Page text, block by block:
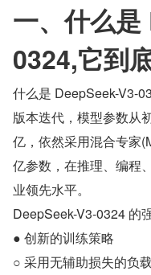
一、什么
0324,它到
什么是 DeepSeek-V3-
版本迭代，模型参数从
亿，依然采用混合专家
亿参数，在推理、编程
业领先水平。
DeepSeek-V3-0324 的
● 创新的训练策略
○ 采用无辅助损失的负